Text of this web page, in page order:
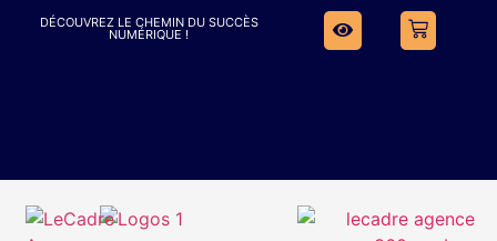
DÉCOUVREZ LE CHEMIN DU SUCCÈS
NUMÉRIQUE !